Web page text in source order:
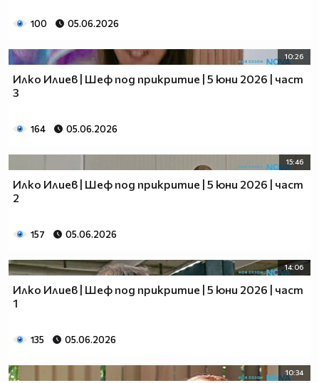
100 05.06.2026
10:26
Илко Илиев | Шеф под прикритие | 5 юни 2026 | част
3
164 05.06.2026
15:46
Илко Илиев | Шеф под прикритие | 5 юни 2026 | част
2
157 05.06.2026
14:06
Илко Илиев | Шеф под прикритие | 5 юни 2026 | част
1
135 05.06.2026
10:34